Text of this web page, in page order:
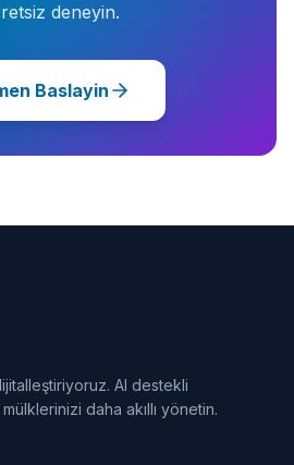
deneyin.
Baslayin
AI destekli
daha akıllı yönetin.